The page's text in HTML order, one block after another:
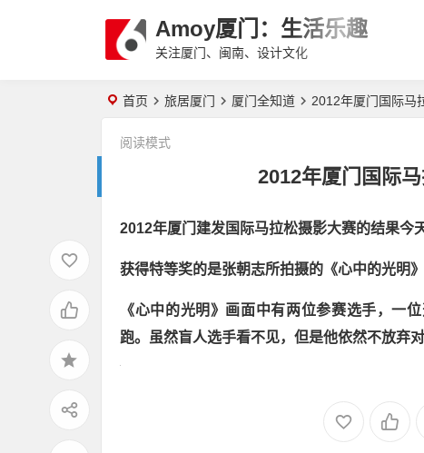
Amoy厦门：生活乐趣
关注厦门、闽南、设计文化
首页 旅居厦门 厦门全知道 2012年厦门国际马
2012年厦门国际
阅读模式
2012年厦门建发国际马拉松摄影大赛的结果今
获得特等奖的是张朝志所拍摄的《心中的光明》
《心中的光明》画面中有两位参赛选手，一
跑。虽然盲人选手看不见，但是他依然不放弃